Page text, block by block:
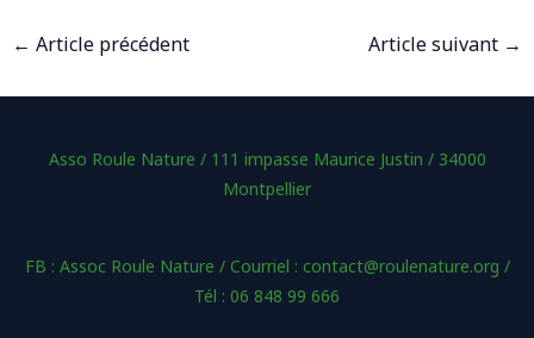
← Article précédent Article suivant →
Asso Roule Nature / 111 impasse Maurice Justin / 34000
Montpellier
FB : Assoc Roule Nature / Courriel : contact@roulenature.org /
Tél : 06 848 99 666